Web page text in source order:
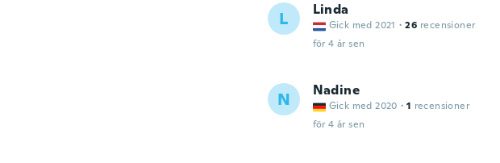
L Linda
Gick med 2021 · 26 recensioner
för 4 år sen
N Nadine
Gick med 2020 · 1 recensioner
för 4 år sen